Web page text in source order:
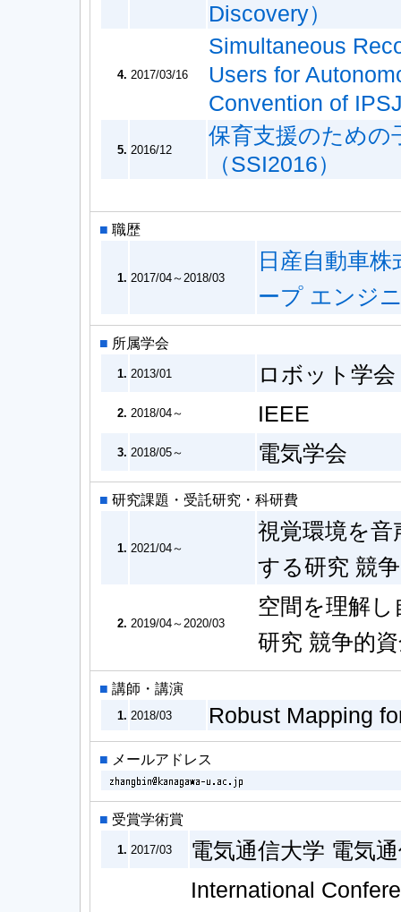
Discovery）
4. 2017/03/16
Simultaneous
Users for
Convention of
5. 2016/12
保育支援のための
（SSI2016）
■ 職歴
1. 2017/04～2018/03
日産自動車
ープ エンジ
■ 所属学会
1. 2013/01 ロボット学会
2. 2018/04～ IEEE
3. 2018/05～ 電気学会
■ 研究課題・受託研究・科研費
1. 2021/04～
視覚環境を
する研究 競
2. 2019/04～2020/03
空間を理解
研究 競争的
■ 講師・講演
1. 2018/03 Robust Mapping
■ メールアドレス
■ 受賞学術賞
1. 2017/03 電気通信大学 電気
International